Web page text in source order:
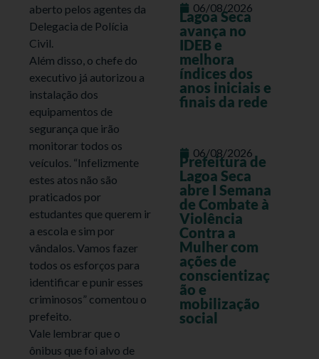
aberto pelos agentes da
Delegacia de Polícia
Civil.
Além disso, o chefe do
executivo já autorizou a
instalação dos
equipamentos de
segurança que irão
monitorar todos os
veículos. “Infelizmente
estes atos não são
praticados por
estudantes que querem ir
a escola e sim por
vândalos. Vamos fazer
todos os esforços para
identificar e punir esses
criminosos” comentou o
prefeito.
Vale lembrar que o
ônibus que foi alvo de
06/08/2026
Lagoa Seca
avança no
IDEB e
melhora
índices dos
anos iniciais e
finais da rede
06/08/2026
Prefeitura de
Lagoa Seca
abre I Semana
de Combate à
Violência
Contra a
Mulher com
ações de
conscientizaç
ão e
mobilização
social